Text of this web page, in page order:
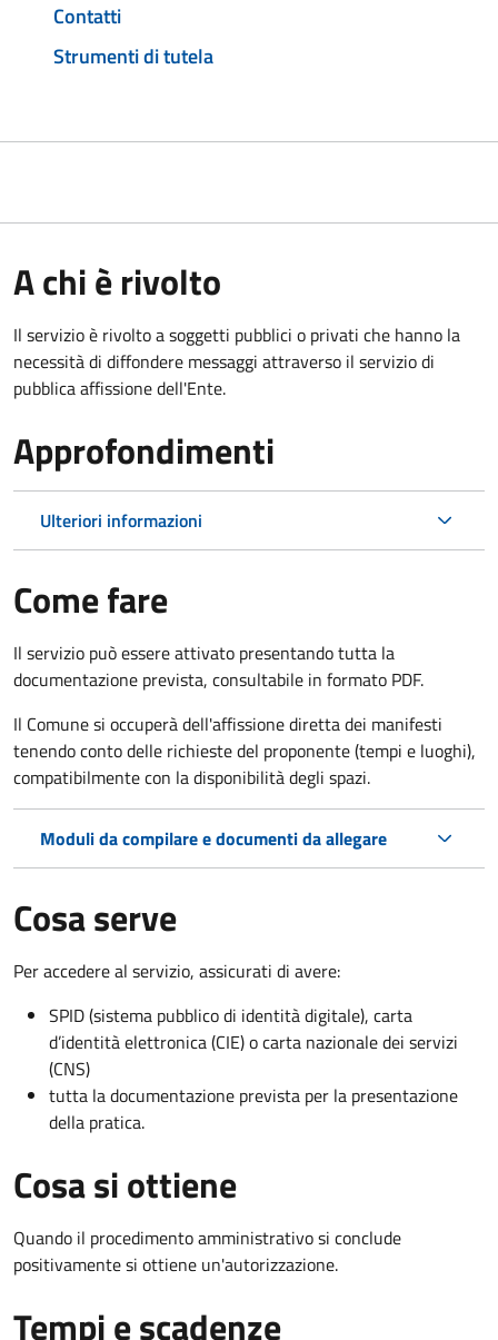
Contatti
Strumenti di tutela
A chi è rivolto
Il servizio è rivolto a soggetti pubblici o privati che hanno la
necessità di diffondere messaggi attraverso il servizio di
pubblica affissione dell'Ente.
Approfondimenti
Ulteriori informazioni
Come fare
Il servizio può essere attivato presentando tutta la
documentazione prevista, consultabile in formato PDF.
Il Comune si occuperà dell'affissione diretta dei manifesti
tenendo conto delle richieste del proponente (tempi e luoghi),
compatibilmente con la disponibilità degli spazi.
Moduli da compilare e documenti da allegare
Cosa serve
Per accedere al servizio, assicurati di avere:
SPID (sistema pubblico di identità digitale), carta
d’identità elettronica (CIE) o carta nazionale dei servizi
(CNS)
tutta la documentazione prevista per la presentazione
della pratica.
Cosa si ottiene
Quando il procedimento amministrativo si conclude
positivamente si ottiene un'autorizzazione.
Tempi e scadenze